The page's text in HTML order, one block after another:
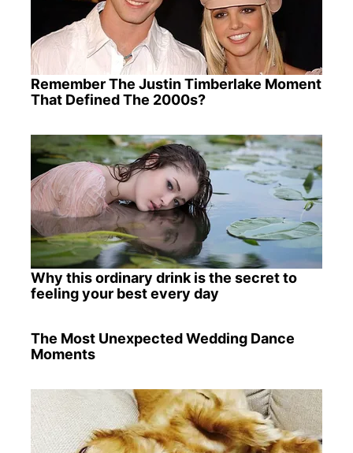
Remember The Justin Timberlake Moment
That Defined The 2000s?
Why this ordinary drink is the secret to
feeling your best every day
The Most Unexpected Wedding Dance
Moments